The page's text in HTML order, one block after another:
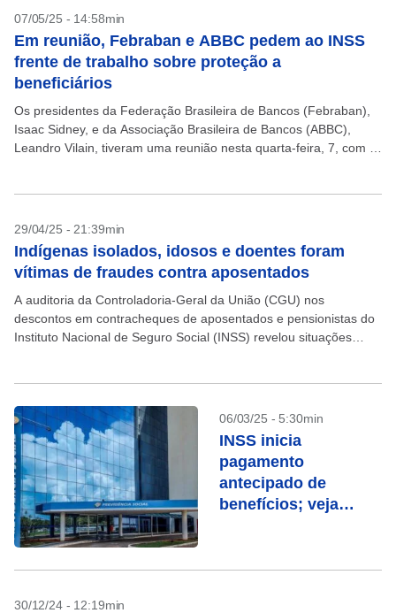
07/05/25 - 14:58min
Em reunião, Febraban e ABBC pedem ao INSS
frente de trabalho sobre proteção a
beneficiários
Os presidentes da Federação Brasileira de Bancos (Febraban),
Isaac Sidney, e da Associação Brasileira de Bancos (ABBC),
Leandro Vilain, tiveram uma reunião nesta quarta-feira, 7, com o
29/04/25 - 21:39min
Indígenas isolados, idosos e doentes foram
vítimas de fraudes contra aposentados
A auditoria da Controladoria-Geral da União (CGU) nos
descontos em contracheques de aposentados e pensionistas do
Instituto Nacional de Seguro Social (INSS) revelou situações
06/03/25 - 5:30min
INSS inicia
pagamento
antecipado de
benefícios; veja
30/12/24 - 12:19min